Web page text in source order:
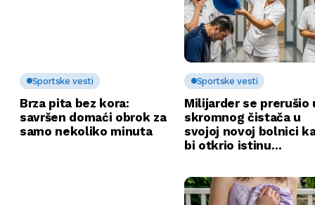
Sportske vesti
Brza pita bez kora:
savršen domaći obrok za
samo nekoliko minuta
Sportske vesti
Milijarder se prerušio
skromnog čistača u
svojoj novoj bolnici
bi otkrio istinu…